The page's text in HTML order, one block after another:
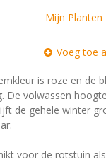
Mijn Planten
Voeg toe
is roze en de
De volwassen
de gehele winter
voor de rotstuin